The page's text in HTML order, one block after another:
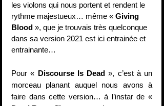
les violons qui nous portent et rendent le
rythme majestueux… même « Giving
Blood », que je trouvais très quelconque
dans sa version 2021 est ici entrainée et
entrainante…
Pour « Discourse Is Dead », c’est à un
morceau planant auquel nous avons à